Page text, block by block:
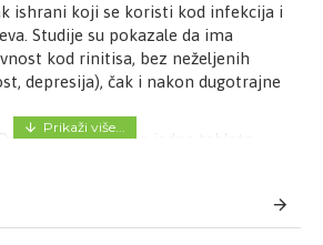
ishrani koji se koristi kod infekcija i
Studije su pokazale da ima
kod rinitisa, bez neželjenih
depresija), čak i nakon dugotrajne
Dva puta dnevno po jedna tableta.
Balsamodendron mukul
32g,